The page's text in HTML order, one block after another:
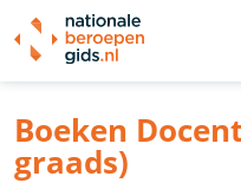
Boeken
graads)